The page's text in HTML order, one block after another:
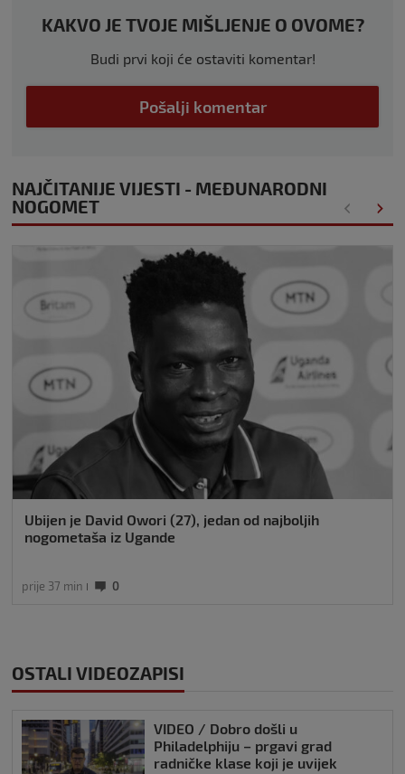
KAKVO JE TVOJE MIŠLJENJE O OVOME?
Budi prvi koji će ostaviti komentar!
Pošalji komentar
NAJČITANIJE VIJESTI - MEĐUNARODNI
NOGOMET
Ubijen je David Owori (27), jedan od najboljih
nogometaša iz Ugande
prije 37 min 0
OSTALI VIDEOZAPISI
VIDEO / Dobro došli u
Philadelphiju – prgavi grad
radničke klase koji je uvijek